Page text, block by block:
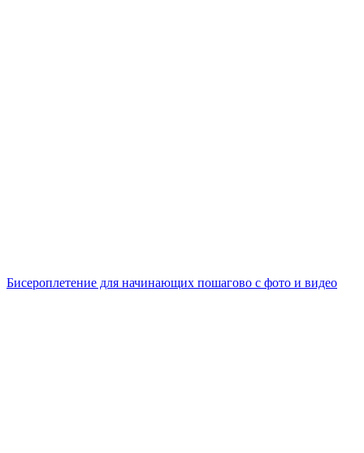
Бисероплетение для начинающих пошагово с фото и видео